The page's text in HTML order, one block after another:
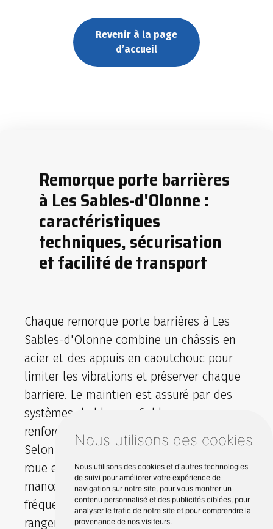
Nous utilisons des cookies
Nous utilisons des cookies et d'autres technologies
de suivi pour améliorer votre expérience de
navigation sur notre site, pour vous montrer un
contenu personnalisé et des publicités ciblées, pour
analyser le trafic de notre site et pour comprendre la
provenance de nos visiteurs.
Revenir à la page
d’accueil
Remorque porte barrières
à Les Sables-d'Olonne :
caractéristiques
techniques, sécurisation
et facilité de transport
Chaque remorque porte barrières à Les
Sables-d'Olonne combine un châssis en
acier et des appuis en caoutchouc pour
limiter les vibrations et préserver chaque
barriere. Le maintien est assuré par des
systèmes de blocage fiables pour
renforcer la securite pendant le transport.
Selon votre vehicule auto, la stabilité sur
roue et l’équilibrage facilitent les
manœuvres, même avec un chargement
fréquent. Des options comme un coffre de
rangement optimisent l’organisation sur